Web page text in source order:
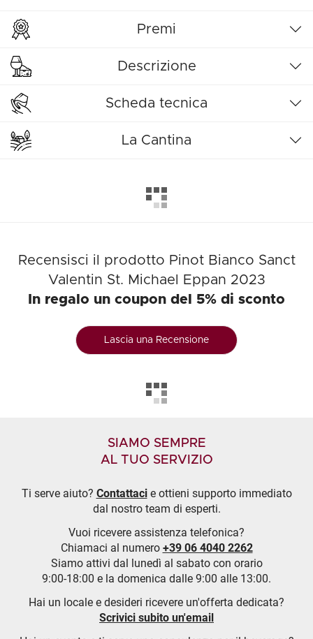
Premi
Descrizione
Scheda tecnica
La Cantina
Recensisci il prodotto Pinot Bianco Sanct
Valentin St. Michael Eppan 2023
In regalo un coupon del 5% di sconto
Lascia una Recensione
SIAMO SEMPRE
AL TUO SERVIZIO
Ti serve aiuto? Contattacie ottieni supporto immediato
dal nostro team di esperti.
Vuoi ricevere assistenza telefonica?
Chiamaci al numero +39 06 4040 2262
Siamo attivi dal lunedì al sabato con orario
9:00-18:00 e la domenica dalle 9:00 alle 13:00.
Hai un locale e desideri ricevere un'offerta dedicata?
Scrivici subito un'email